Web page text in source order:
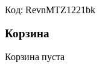
Код: RevnMTZ1221bk
Корзина
Корзина пуста